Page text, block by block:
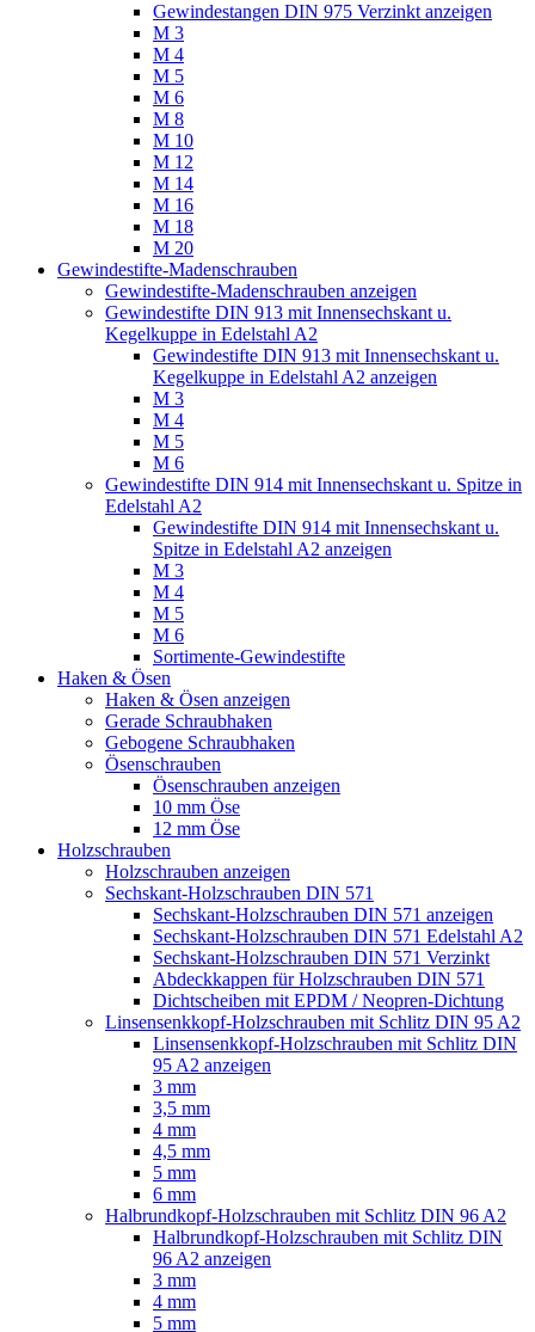
Gewindestangen DIN 975 Verzinkt anzeigen
M 3
M 4
M 5
M 6
M 8
M 10
M 12
M 14
M 16
M 18
M 20
Gewindestifte-Madenschrauben
Gewindestifte-Madenschrauben anzeigen
Gewindestifte DIN 913 mit Innensechskant u.
Kegelkuppe in Edelstahl A2
Gewindestifte DIN 913 mit Innensechskant u.
Kegelkuppe in Edelstahl A2 anzeigen
M 3
M 4
M 5
M 6
Gewindestifte DIN 914 mit Innensechskant u. Spitze in
Edelstahl A2
Gewindestifte DIN 914 mit Innensechskant u.
Spitze in Edelstahl A2 anzeigen
M 3
M 4
M 5
M 6
Sortimente-Gewindestifte
Haken & Ösen
Haken & Ösen anzeigen
Gerade Schraubhaken
Gebogene Schraubhaken
Ösenschrauben
Ösenschrauben anzeigen
10 mm Öse
12 mm Öse
Holzschrauben
Holzschrauben anzeigen
Sechskant-Holzschrauben DIN 571
Sechskant-Holzschrauben DIN 571 anzeigen
Sechskant-Holzschrauben DIN 571 Edelstahl A2
Sechskant-Holzschrauben DIN 571 Verzinkt
Abdeckkappen für Holzschrauben DIN 571
Dichtscheiben mit EPDM / Neopren-Dichtung
Linsensenkkopf-Holzschrauben mit Schlitz DIN 95 A2
Linsensenkkopf-Holzschrauben mit Schlitz DIN
95 A2 anzeigen
3 mm
3,5 mm
4 mm
4,5 mm
5 mm
6 mm
Halbrundkopf-Holzschrauben mit Schlitz DIN 96 A2
Halbrundkopf-Holzschrauben mit Schlitz DIN
96 A2 anzeigen
3 mm
4 mm
5 mm